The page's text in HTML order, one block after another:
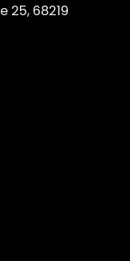
25, 68219